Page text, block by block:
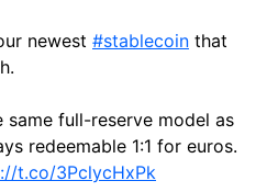
newest #stablecoin that
full-reserve model as
redeemable 1:1 for euros.
t.co/3PclycHxPk